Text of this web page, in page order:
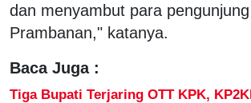
dan menyambut para
Prambanan," katanya.
Baca Juga :
Tiga Bupati Terjaring OTT KPK,